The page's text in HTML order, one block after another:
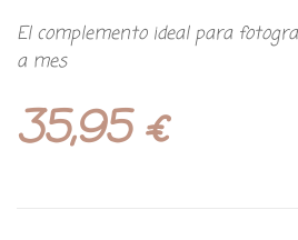
El complemento ideal para
a mes
35,95€